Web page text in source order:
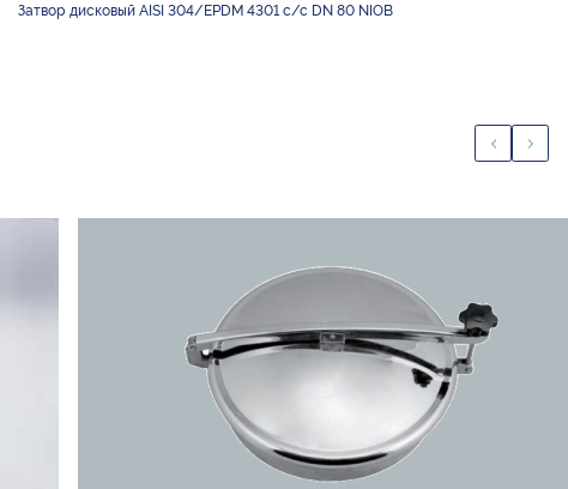
Затвор дисковый AISI 304/EPDM 4301 с/с DN 80 NIOB